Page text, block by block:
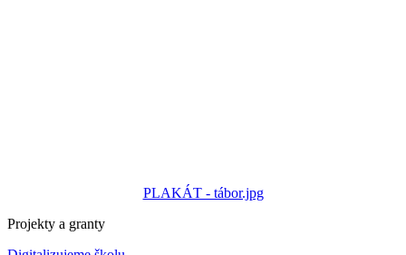
PLAKÁT - tábor.jpg
Projekty a granty